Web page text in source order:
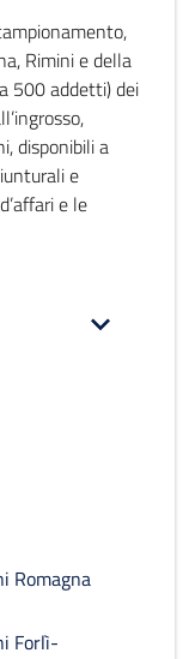
Rimini e della
500 addetti) dei
disponibili a
e
e le
Romagna
Forlì-